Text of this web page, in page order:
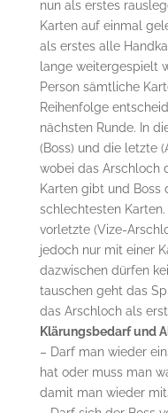
nun als erstes
Karten auf einmal
als erstes alle
lange weitergespielt
Person sämtliche
Reihenfolge
nächsten Runde. In
(Boss) und die letzte
wobei das Arschloch
Karten gibt und Boss
schlechtesten Karten.
vorletzte (Vize-
jedoch nur mit einer
dazwischen dürfen
tauschen geht das
das Arschloch als
Klärungsbedarf und
– Darf man wieder
hat oder muss man
damit man wieder